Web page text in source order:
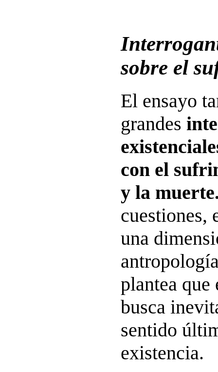
sobre el
El ensayo
grandes
con el
y la
cuestiones,
una
plantea que
busca
sentido
existencia.